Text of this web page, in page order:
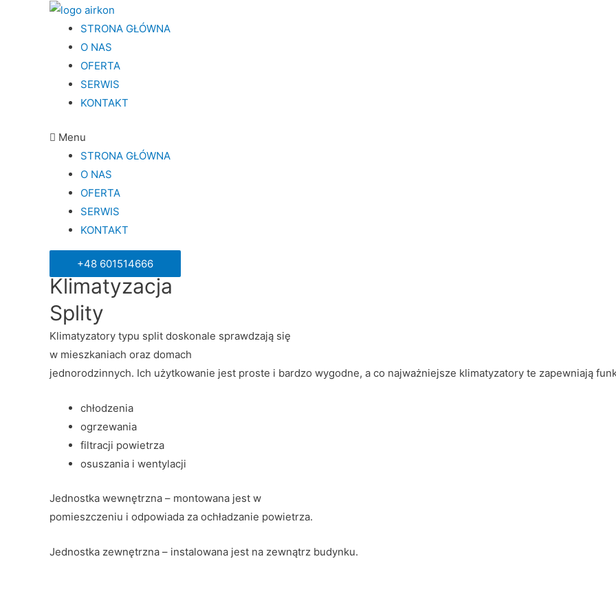
STRONA GŁÓWNA
O NAS
OFERTA
SERWIS
KONTAKT
Menu
STRONA GŁÓWNA
O NAS
OFERTA
SERWIS
KONTAKT
+48 601514666
Klimatyzacja
Splity
Klimatyzatory typu split doskonale sprawdzają się
w mieszkaniach oraz domach
jednorodzinnych. Ich użytkowanie jest proste i bardzo wygodne, a co najważniejsze klimatyzatory te zapewniają
chłodzenia
ogrzewania
filtracji powietrza
osuszania i wentylacji
Jednostka wewnętrzna – montowana jest w
pomieszczeniu i odpowiada za ochładzanie powietrza.
Jednostka zewnętrzna – instalowana jest na zewnątrz budynku.